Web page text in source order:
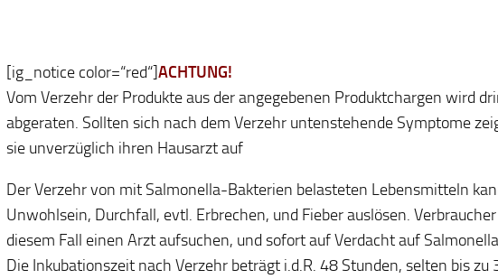
[ig_notice color=“red“]ACHTUNG!
Vom Verzehr der Produkte aus der angegebenen Produktchargen wird
abgeraten. Sollten sich nach dem Verzehr untenstehende Symptome
sie unverzüglich ihren Hausarzt auf
Der Verzehr von mit Salmonella-Bakterien belasteten Lebensmitteln
Unwohlsein, Durchfall, evtl. Erbrechen, und Fieber auslösen.
diesem Fall einen Arzt aufsuchen, und sofort auf Verdacht auf
Die Inkubationszeit nach Verzehr beträgt i.d.R. 48 Stunden, selten bis zu